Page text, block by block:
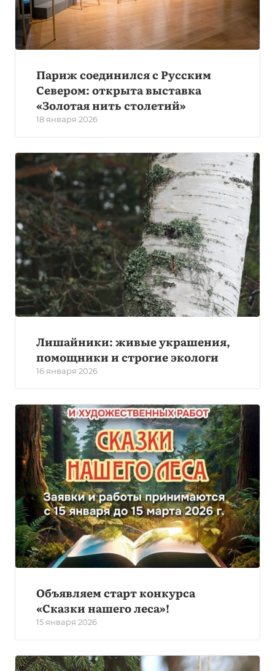
Париж соединился с Русским
Севером: открыта выставка
«Золотая нить столетий»
18 января 2026
Лишайники: живые украшения,
помощники и строгие экологи
16 января 2026
Объявляем старт конкурса
«Сказки нашего леса»!
15 января 2026